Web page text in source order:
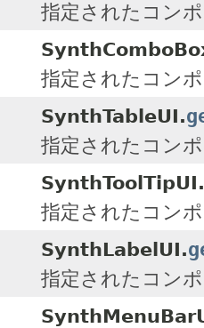
指定されたコン
指定されたコン
SynthTableUI.
指定されたコン
SynthToolTipUI.
指定されたコン
SynthLabelUI.
指定されたコン